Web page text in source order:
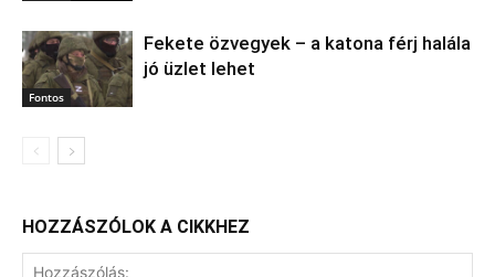
Fontos
Fekete özvegyek – a katona férj halála
jó üzlet lehet
HOZZÁSZÓLOK A CIKKHEZ